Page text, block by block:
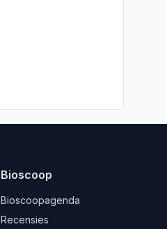
Bioscoop
Bioscoopagenda
Recensies